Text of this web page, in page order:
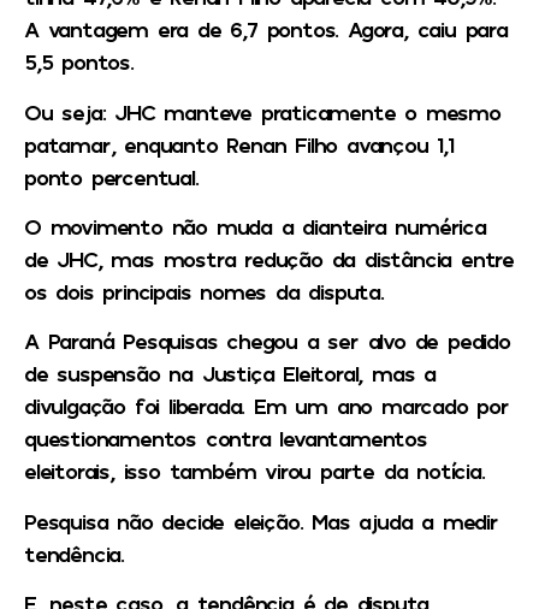
A vantagem era de 6,7 pontos. Agora, caiu para
5,5 pontos.
Ou seja: JHC manteve praticamente o mesmo
patamar, enquanto Renan Filho avançou 1,1
ponto percentual.
O movimento não muda a dianteira numérica
de JHC, mas mostra redução da distância entre
os dois principais nomes da disputa.
A Paraná Pesquisas chegou a ser alvo de pedido
de suspensão na Justiça Eleitoral, mas a
divulgação foi liberada. Em um ano marcado por
questionamentos contra levantamentos
eleitorais, isso também virou parte da notícia.
Pesquisa não decide eleição. Mas ajuda a medir
tendência.
E, neste caso, a tendência é de disputa